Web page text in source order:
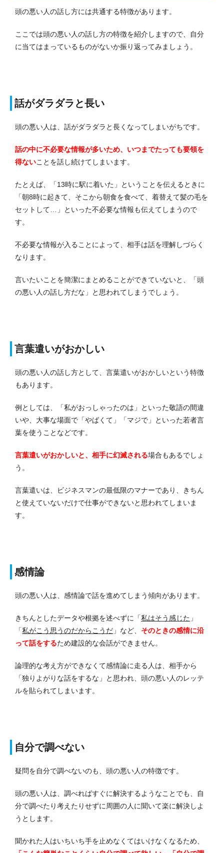
頭の悪い人の話し方には共通する特徴があります。
ここでは頭の悪い人の話し方の特徴を紹介しますので、自分
に当てはまっているものがないか振り返ってみましょう。
話がダラダラと長い
頭の悪い人は、話がダラダラと長くなってしまいがちです。
話の中に不必要な情報が多いため、いつまでたっても要領を
得ないことを話し続けてしまいます。
たとえば、「13時に駅に着いた」ということを伝えるときに
「朝8時に起きて、そこから朝食を食べて、着替えて髪の毛を
セットして…」といった不必要な情報も伝えてしまうので
す。
不必要な情報が入ることによって、相手は話を理解しづらく
なります。
言いたいことを簡潔にまとめることができていないと、「頭
の悪い人の話し方だな」と思われてしまうでしょう。
言葉遣いがおかしい
頭の悪い人の話し方として、言葉遣いがおかしいという特徴
もあります。
例としては、「私がおっしゃったのは」といった敬語の間違
いや、大事な場面で「やばくて」「マジで」といった若者言
葉を使うことなどです。
言葉遣いがおかしいと、相手に幻滅される場合もあるでしょ
う。
言葉遣いは、ビジネスマンの最低限のマナーであり、きちん
と使えていないだけで仕事ができないと思われてしまいま
す。
感情論
頭の悪い人は、感情論で話を進めてしまう傾向があります。
きちんとしたデータや根拠を述べずに「私はそう感じた 」
「私がこう思うのだからこうだ 」など、 そのときの感情に沿
って話をするため建設的な会話ができません。
論理的な考え方ができなくて感情論に走る人は、相手から
「独りよがりな話をするな」と思われ、頭の悪い人のレッテ
ルを貼られてしまいます。
自分で調べない
疑問を自分で調べないのも、頭の悪い人の特徴です。
頭の悪い人は、調べればすぐに解決するようなことでも、自
分で調べたり考えたりせずに周囲の人に聞いて楽に解決しよ
うとします。
聞かれた人はいちいち手を止めなくてはいけなくなるため、